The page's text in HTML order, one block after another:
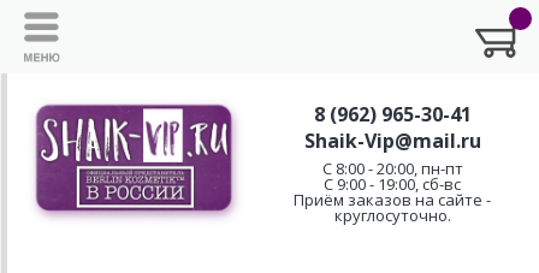
8 (962) 965-30-41
Shaik-Vip@mail.ru
C 8:00 - 20:00, пн-пт
С 9:00 - 19:00, сб-вс
Приём заказов на сайте -
круглосуточно.